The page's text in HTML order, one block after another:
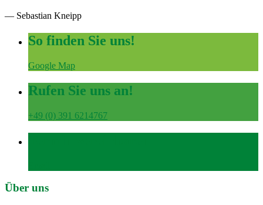
— Sebastian Kneipp
So finden Sie uns!
Google Map
Rufen Sie uns an!
+49 (0) 391 6214767
Über uns